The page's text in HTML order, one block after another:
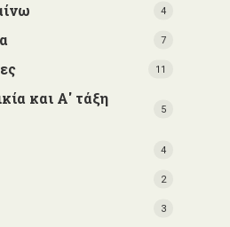
4
7
11
και Α' τάξη
5
4
2
3